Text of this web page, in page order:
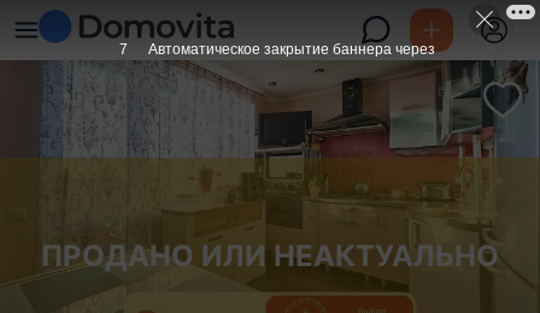
ПРОДАНО ИЛИ НЕАКТУАЛЬНО
6 Автоматическое закрытие баннера через